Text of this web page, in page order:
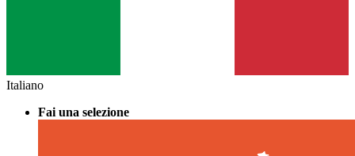
Italiano
Fai una selezione